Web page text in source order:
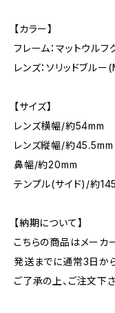
【カラー】
フレーム：マットウル
レンズ：ソリッドブル
【サイズ】
レンズ横幅/約54mm
レンズ縦幅/約45.5mm
鼻幅/約20mm
テンプル(サイド)/約
【納期について】
こちらの商品はメーカ
発送までに通常3日か
ご了承の上、ご注文下さ